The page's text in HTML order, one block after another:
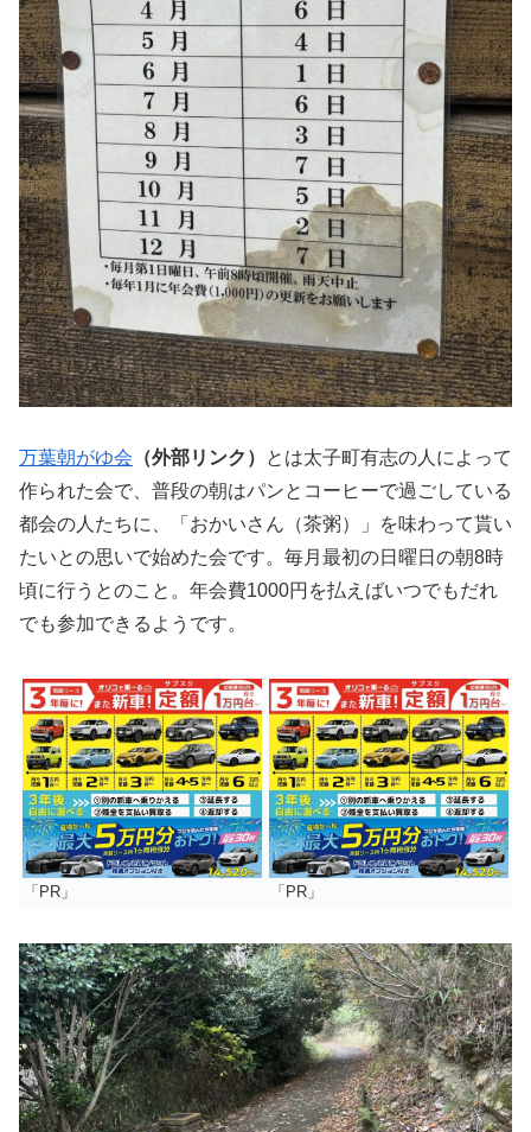
万葉朝がゆ会 （外部リンク）
とは太子町有志の人によって
作られた会で、普段の朝はパンとコーヒーで過ごしている
都会の人たちに、「おかいさん（茶粥）」を味わって貰い
たいとの思いで始めた会です。毎月最初の日曜日の朝8時
頃に行うとのこと。年会費1000円を払えばいつでもだれ
でも参加できるようです。
「PR」 「PR」